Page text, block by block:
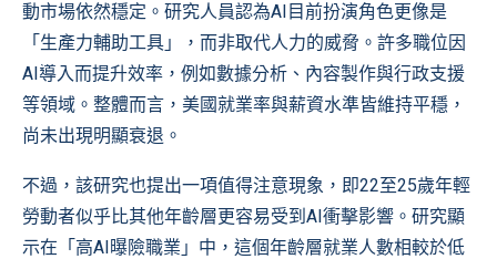
動市場依然穩定。研究人員認為AI目前扮演角色更像是
「生產力輔助工具」，而非取代人力的威脅。許多職位因
AI導入而提升效率，例如數據分析、內容製作與行政支援
等領域。整體而言，美國就業率與薪資水準皆維持平穩，
尚未出現明顯衰退。
不過，該研究也提出一項值得注意現象，即22至25歲年輕
勞動者似乎比其他年齡層更容易受到AI衝擊影響。研究顯
示在「高AI曝險職業」中，這個年齡層就業人數相較於低